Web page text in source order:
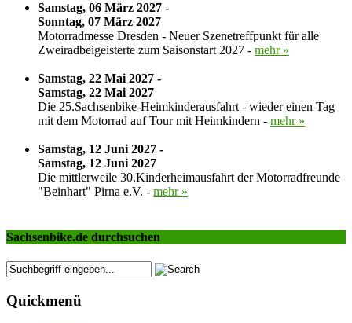
Samstag, 06 März 2027 -
Sonntag, 07 März 2027
Motorradmesse Dresden - Neuer Szenetreffpunkt für alle
Zweiradbeigeisterte zum Saisonstart 2027 - mehr »
Samstag, 22 Mai 2027 -
Samstag, 22 Mai 2027
Die 25.Sachsenbike-Heimkinderausfahrt - wieder einen Tag
mit dem Motorrad auf Tour mit Heimkindern - mehr »
Samstag, 12 Juni 2027 -
Samstag, 12 Juni 2027
Die mittlerweile 30.Kinderheimausfahrt der Motorradfreunde
"Beinhart" Pirna e.V. - mehr »
Sachsenbike.de durchsuchen
Quickmenü